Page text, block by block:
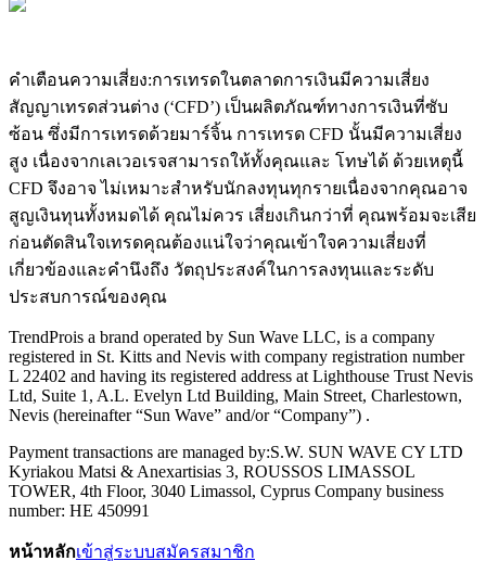
คำเตือนความเสี่ยง:การเทรดในตลาดการเงินมีความเสี่ยง
สัญญาเทรดส่วนต่าง (‘CFD’) เป็นผลิตภัณฑ์ทางการเงินที่ซับ
ซ้อน ซึ่งมีการเทรดด้วยมาร์จิ้น การเทรด CFD นั้นมีความเสี่ยง
สูง เนื่องจากเลเวอเรจสามารถให้ทั้งคุณและ โทษได้ ด้วยเหตุนี้
CFD จึงอาจ ไม่เหมาะสำหรับนักลงทุนทุกรายเนื่องจากคุณอาจ
สูญเงินทุนทั้งหมดได้ คุณไม่ควร เสี่ยงเกินกว่าที่ คุณพร้อมจะเสีย
ก่อนตัดสินใจเทรดคุณต้องแน่ใจว่าคุณเข้าใจความเสี่ยงที่
เกี่ยวข้องและคำนึงถึง วัตถุประสงค์ในการลงทุนและระดับ
ประสบการณ์ของคุณ
TrendProis a brand operated by Sun Wave LLC, is a company
registered in St. Kitts and Nevis with company registration number
L 22402 and having its registered address at Lighthouse Trust Nevis
Ltd, Suite 1, A.L. Evelyn Ltd Building, Main Street, Charlestown,
Nevis (hereinafter “Sun Wave” and/or “Company”) .
Payment transactions are managed by:S.W. SUN WAVE CY LTD
Kyriakou Matsi & Anexartisias 3, ROUSSOS LIMASSOL
TOWER, 4th Floor, 3040 Limassol, Cyprus Company business
number: HE 450991
หน้าหลักเข้าสู่ระบบสมัครสมาชิก